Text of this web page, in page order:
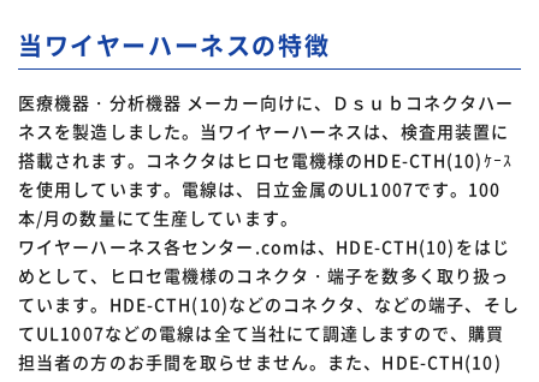
当ワイヤーハーネスの特徴
医療機器・分析機器 メーカー向けに、Ｄｓｕｂコネクタハー
ネスを製造しました。当ワイヤーハーネスは、検査用装置に
搭載されます。コネクタはヒロセ電機様のHDE-CTH(10)ｹｰｽ
を使用しています。電線は、日立金属のUL1007です。100
本/月の数量にて生産しています。
ワイヤーハーネス各センター.comは、HDE-CTH(10)をはじ
めとして、ヒロセ電機様のコネクタ・端子を数多く取り扱っ
ています。HDE-CTH(10)などのコネクタ、などの端子、そし
てUL1007などの電線は全て当社にて調達しますので、購買
担当者の方のお手間を取らせません。また、HDE-CTH(10)